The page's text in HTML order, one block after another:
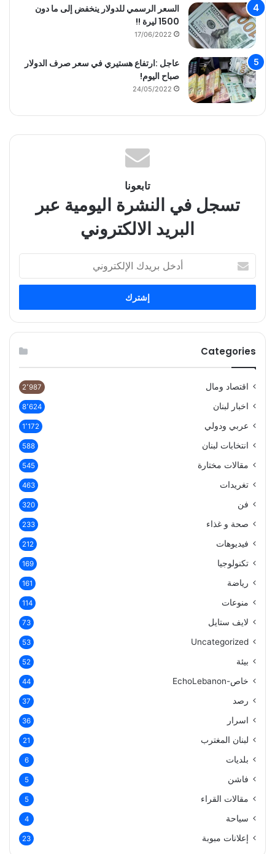
السعر الرسمي للدولار ينخفض إلى ما دون
1500 ليرة !!
17/06/2022
عاجل :ارتفاع هستيري في سعر صرف الدولار
صباح اليوم!
24/05/2022
تابعونا
تسجل في النشرة اليومية عبر
البريد الالكتروني
بريدك
الإلكتروني
Categories
اقتصاد ومال 2٬987
اخبار لبنان 8٬624
عربي ودولي 1٬172
انتخابات لبنان 588
مقالات مختارة 545
تغريدات 463
فن 320
صحة و غذاء 233
فيديوهات 212
تكنولوجيا 169
رياضة 161
منوعات 114
لايف ستايل 73
Uncategorized
53
بيئة 52
خاص-EchoLebanon 44
رصد 37
اسرار 36
لبنان المغترب 21
بلديات 6
فاشن 5
مقالات القراء 5
سياحة 4
إعلانات مبوبة 23